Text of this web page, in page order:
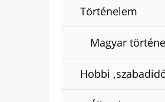
Történelem
Magyar
Hobbi